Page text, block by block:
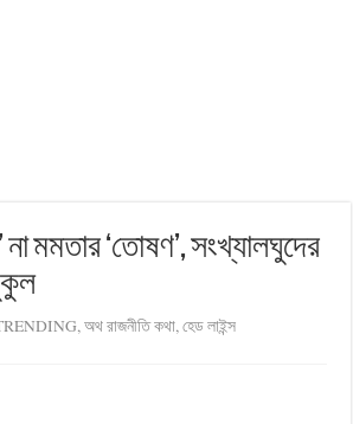
না মমতার ‘তোষণ’, সংখ্যালঘুদের
,অথ রাজনীতি কথা,হেড লাইন্স